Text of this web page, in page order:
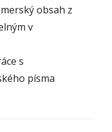
obsah z
v
s
písma